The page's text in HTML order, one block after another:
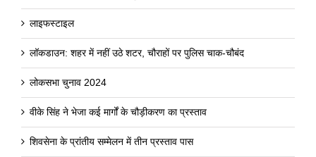
लाइफस्टाइल
लॉकडाउन: शहर में नहीं उठे शटर, चौराहों पर पुलिस चाक-चौबंद
लोकसभा चुनाव 2024
वीके सिंह ने भेजा कई मार्गों के चौड़ीकरण का प्रस्ताव
शिवसेना के प्रांतीय सम्मेलन में तीन प्रस्ताव पास